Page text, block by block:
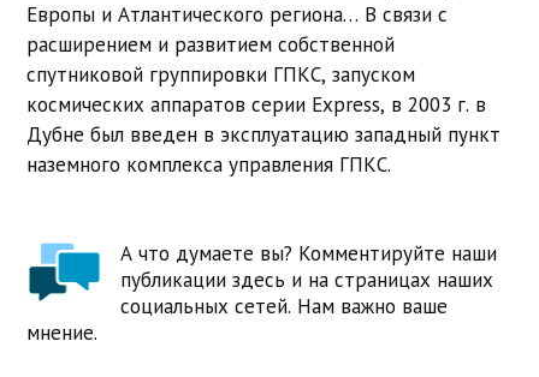
Европы и Атлантического региона… В связи с
расширением и развитием собственной
спутниковой группировки ГПКС, запуском
космических аппаратов серии Express, в 2003 г. в
Дубне был введен в эксплуатацию западный пункт
наземного комплекса управления ГПКС.
А что думаете вы? Комментируйте наши
публикации здесь и на страницах наших
социальных сетей. Нам важно ваше
мнение.